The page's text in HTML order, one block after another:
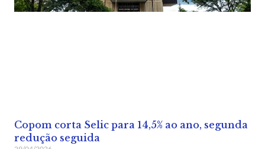
Copom corta Selic para 14,5% ao ano, segunda
redução seguida